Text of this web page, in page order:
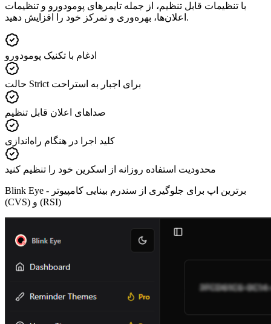
با تنظیمات قابل تنظیم، از جمله تایمرهای پومودورو و تنظیمات
اعلان‌ها، بهره‌وری و تمرکز خود را افزایش دهید.
ادغام با تکنیک پومودورو
حالت Strict برای اجبار به استراحت
صداهای اعلان قابل تنظیم
کلید اجرا در هنگام راه‌اندازی
محدودیت استفاده روزانه از اسکرین خود را تنظیم کنید
Blink Eye - برترین اپ برای جلوگیری از سندرم بینایی کامپیوتر
(CVS) و (RSI)